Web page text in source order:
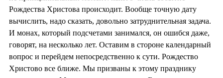
Рождества Христова происходит. Вообще точную дату
вычислить, надо сказать, довольно затруднительная задача.
И монах, который подсчетами занимался, он ошибся даже,
говорят, на несколько лет. Оставим в стороне календарный
вопрос и перейдем непосредственно к сути. Рождество
Христово все ближе. Мы призваны к этому празднику